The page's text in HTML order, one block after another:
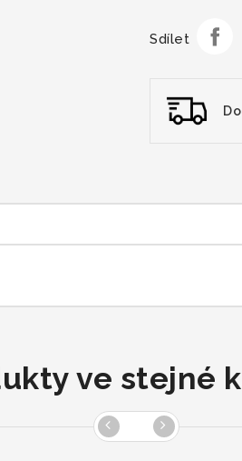
Sdílet
ve stejné